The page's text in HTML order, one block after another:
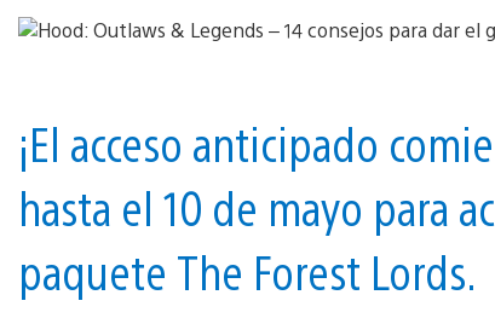
¡El acceso anticipado
hasta el 10 de mayo para
paquete The Forest Lords.